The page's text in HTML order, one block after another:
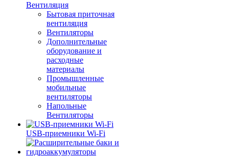
Вентиляция
Бытовая приточная
вентиляция
Вентиляторы
Дополнительные
оборудование и
расходные
материалы
Промышленные
мобильные
вентиляторы
Напольные
Вентиляторы
USB-приемники Wi-Fi